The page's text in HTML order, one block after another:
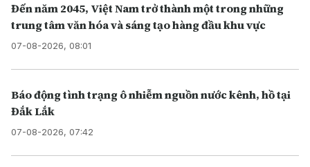
Đến năm 2045, Việt Nam trở thành một trong những
trung tâm văn hóa và sáng tạo hàng đầu khu vực
07-08-2026, 08:01
Báo động tình trạng ô nhiễm nguồn nước kênh, hồ tại
Đắk Lắk
07-08-2026, 07:42